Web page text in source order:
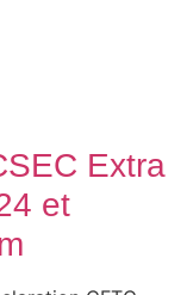
Extra
et